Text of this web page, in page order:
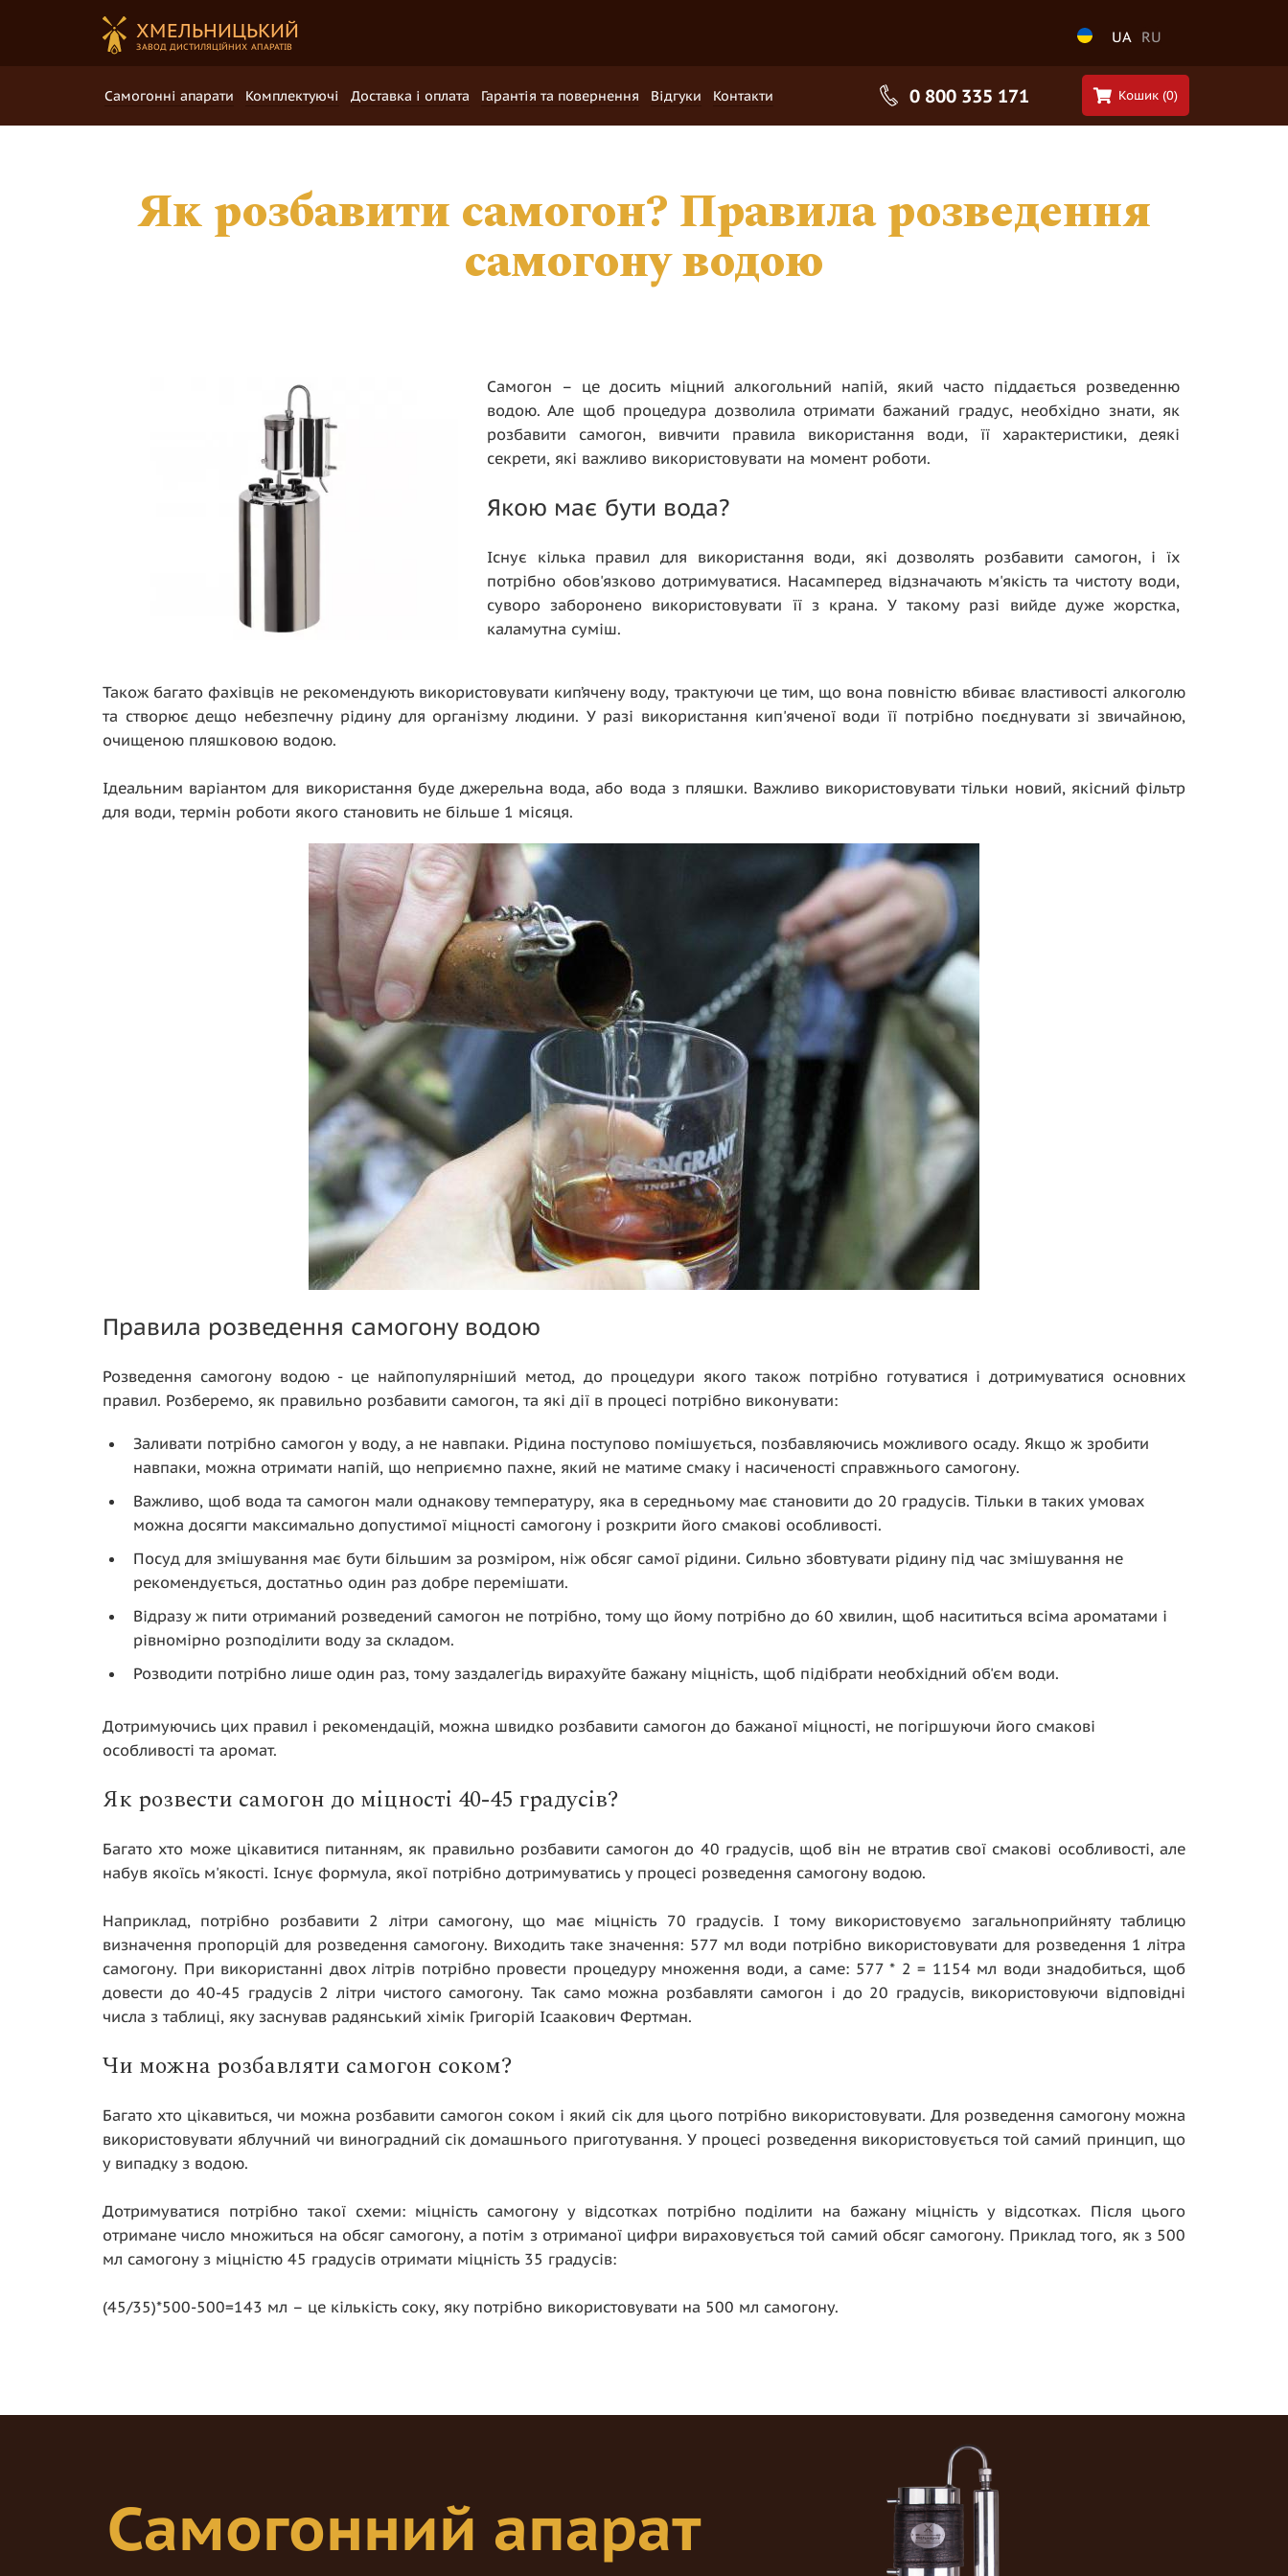
ХМЕЛЬНИЦЬКИЙ
ЗАВОД ДИCTИЛЯЦІЙНИХ АПАРАТІВ
UA RU
Самогонні апарати Комплектуючі Доставка і оплата Гарантія та повернення Відгуки Контакти 0 800 335 171 Кошик (0)
Як розбавити самогон? Правила розведення
самогону водою
Самогон – це досить міцний алкогольний напій, який часто піддається розведенню
водою. Але щоб процедура дозволила отримати бажаний градус, необхідно знати, як
розбавити самогон, вивчити правила використання води, її характеристики, деякі
секрети, які важливо використовувати на момент роботи.
Якою має бути вода?
Існує кілька правил для використання води, які дозволять розбавити самогон, і їх
потрібно обов'язково дотримуватися. Насамперед відзначають м'якість та чистоту води,
суворо заборонено використовувати її з крана. У такому разі вийде дуже жорстка,
каламутна суміш.
Також багато фахівців не рекомендують використовувати кип’ячену воду, трактуючи це тим, що вона повністю вбиває властивості алкоголю
та створює дещо небезпечну рідину для організму людини. У разі використання кип'яченої води її потрібно поєднувати зі звичайною,
очищеною пляшковою водою.
Ідеальним варіантом для використання буде джерельна вода, або вода з пляшки. Важливо використовувати тільки новий, якісний фільтр
для води, термін роботи якого становить не більше 1 місяця.
Правила розведення самогону водою
Розведення самогону водою - це найпопулярніший метод, до процедури якого також потрібно готуватися і дотримуватися основних
правил. Розберемо, як правильно розбавити самогон, та які дії в процесі потрібно виконувати:
Заливати потрібно самогон у воду, а не навпаки. Рідина поступово помішується, позбавляючись можливого осаду. Якщо ж зробити
навпаки, можна отримати напій, що неприємно пахне, який не матиме смаку і насиченості справжнього самогону.
Важливо, щоб вода та самогон мали однакову температуру, яка в середньому має становити до 20 градусів. Тільки в таких умовах
можна досягти максимально допустимої міцності самогону і розкрити його смакові особливості.
Посуд для змішування має бути більшим за розміром, ніж обсяг самої рідини. Сильно збовтувати рідину під час змішування не
рекомендується, достатньо один раз добре перемішати.
Відразу ж пити отриманий розведений самогон не потрібно, тому що йому потрібно до 60 хвилин, щоб насититься всіма ароматами і
рівномірно розподілити воду за складом.
Розводити потрібно лише один раз, тому заздалегідь вирахуйте бажану міцність, щоб підібрати необхідний об'єм води.
Дотримуючись цих правил і рекомендацій, можна швидко розбавити самогон до бажаної міцності, не погіршуючи його смакові
особливості та аромат.
Як розвести самогон до міцності 40-45 градусів?
Багато хто може цікавитися питанням, як правильно розбавити самогон до 40 градусів, щоб він не втратив свої смакові особливості, але
набув якоїсь м'якості. Існує формула, якої потрібно дотримуватись у процесі розведення самогону водою.
Наприклад, потрібно розбавити 2 літри самогону, що має міцність 70 градусів. І тому використовуємо загальноприйняту таблицю
визначення пропорцій для розведення самогону. Виходить таке значення: 577 мл води потрібно використовувати для розведення 1 літра
самогону. При використанні двох літрів потрібно провести процедуру множення води, а саме: 577 * 2 = 1154 мл води знадобиться, щоб
довести до 40-45 градусів 2 літри чистого самогону. Так само можна розбавляти самогон і до 20 градусів, використовуючи відповідні
числа з таблиці, яку заснував радянський хімік Григорій Ісаакович Фертман.
Чи можна розбавляти самогон соком?
Багато хто цікавиться, чи можна розбавити самогон соком і який сік для цього потрібно використовувати. Для розведення самогону можна
використовувати яблучний чи виноградний сік домашнього приготування. У процесі розведення використовується той самий принцип, що
у випадку з водою.
Дотримуватися потрібно такої схеми: міцність самогону у відсотках потрібно поділити на бажану міцність у відсотках. Після цього
отримане число множиться на обсяг самогону, а потім з отриманої цифри вираховується той самий обсяг самогону. Приклад того, як з 500
мл самогону з міцністю 45 градусів отримати міцність 35 градусів:
(45/35)*500-500=143 мл – це кількість соку, яку потрібно використовувати на 500 мл самогону.
Самогонний апарат